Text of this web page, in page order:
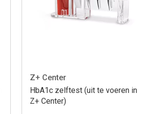
Z+ Center
HbA1c zelftest (uit te voeren in
Z+ Center)